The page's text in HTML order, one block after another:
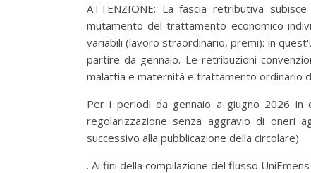
ATTENZIONE: La fascia retributiva
mutamento del trattamento economico
variabili (lavoro straordinario, premi): in
partire da gennaio. Le retribuzioni
malattia e maternità e trattamento ordinario
Per i periodi da gennaio a giugno 2026
regolarizzazione senza aggravio di
successivo alla pubblicazione della circolare)
. Ai fini della compilazione del flusso